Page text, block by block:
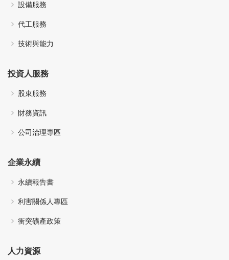
設備服務
代工服務
技術與能力
投資人服務
股東服務
財務資訊
公司治理專區
企業永續
永續報告書
利害關係人專區
衝突礦產政策
人力資源